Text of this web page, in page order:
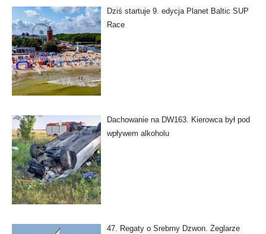
Dziś startuje 9. edycja Planet Baltic SUP
Race
Dachowanie na DW163. Kierowca był pod
wpływem alkoholu
47. Regaty o Srebrny Dzwon. Żeglarze